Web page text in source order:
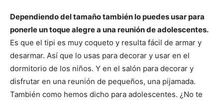
Dependiendo del tamaño también lo puedes usar para
ponerle un toque alegre a una reunión de adolescentes.
Es que el tipi es muy coqueto y resulta fácil de armar y
desarmar. Así que lo usas para decorar y usar en el
dormitorio de los niños. Y en el salón para decorar y
disfrutar en una reunión de pequeños, una pijamada.
También como hemos dicho para adolescentes. ¿No te